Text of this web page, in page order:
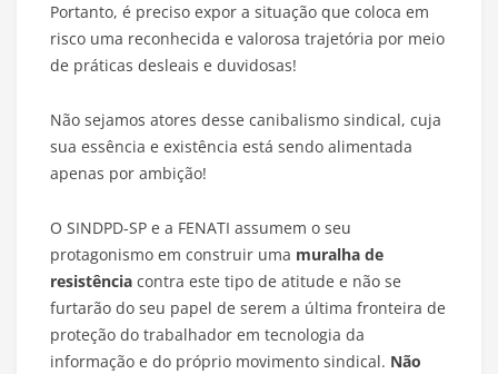
Portanto, é preciso expor a situação que coloca em
risco uma reconhecida e valorosa trajetória por meio
de práticas desleais e duvidosas!
Não sejamos atores desse canibalismo sindical, cuja
sua essência e existência está sendo alimentada
apenas por ambição!
O SINDPD-SP e a FENATI assumem o seu
protagonismo em construir uma muralha de
resistência contra este tipo de atitude e não se
furtarão do seu papel de serem a última fronteira de
proteção do trabalhador em tecnologia da
informação e do próprio movimento sindical. Não